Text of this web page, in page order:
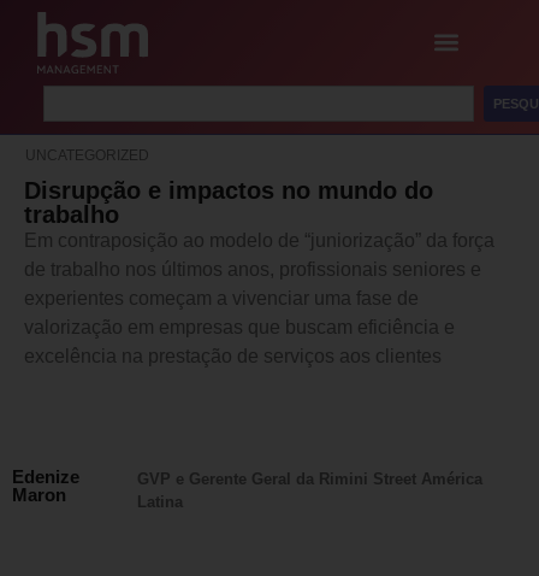
UNCATEGORIZED
Disrupção e impactos no mundo do
trabalho
Em contraposição ao modelo de “juniorização” da força
de trabalho nos últimos anos, profissionais seniores e
experientes começam a vivenciar uma fase de
valorização em empresas que buscam eficiência e
excelência na prestação de serviços aos clientes
Edenize
Maron
GVP e Gerente Geral da Rimini Street América
Latina